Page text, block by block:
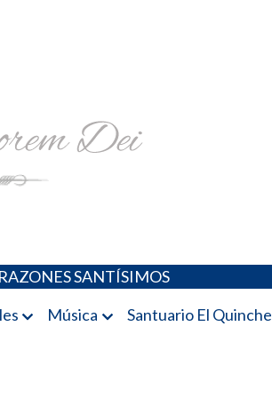
SANTÍSIMOS
Música Santuario El Quinche